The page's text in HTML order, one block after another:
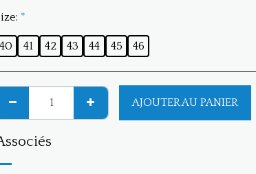
*
40 41 42 43 44 45 46
AJOUTER AU PANIER